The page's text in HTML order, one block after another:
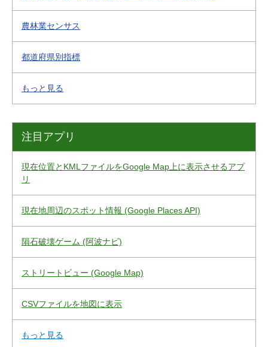
農林業センサス
都道府県別指標
もっと見る
注目アプリ
現在位置とKMLファイルをGoogle Map上に表示させるアプ
リ
現在地周辺のスポット情報 (Google Places API)
隕石破壊ゲーム (阿波ナビ)
ストリートビュー (Google Map)
CSVファイルを地図に表示
もっと見る